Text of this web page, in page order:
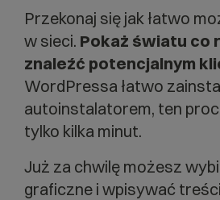
Przekonaj się jak łatwo
w sieci. Pokaż światu co
znaleźć potencjalnym
WordPressa łatwo
autoinstalatorem, ten
tylko kilka minut.
Już za chwilę możesz
graficzne i wpisywać